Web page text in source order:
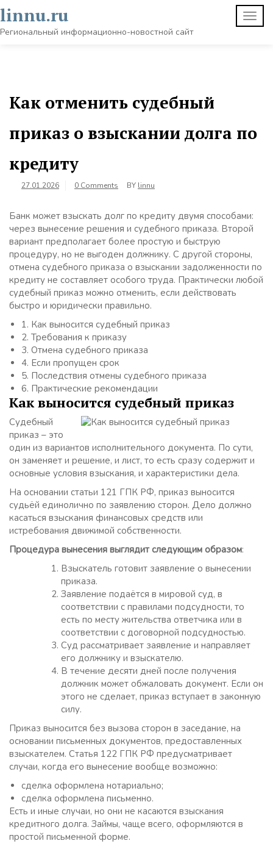
Skip
to
content
linnu.ru
Региональный информационно-новостной сайт
Как отменить судебный
приказ о взыскании долга по
кредиту
27.01.2026 0 Comments BY linnu
Банк может взыскать долг по кредиту двумя способами:
через вынесение решения и судебного приказа. Второй
вариант предполагает более простую и быструю
процедуру, но не выгоден должнику. С другой стороны,
отмена судебного приказа о взыскании задолженности по
кредиту не составляет особого труда. Практически любой
судебный приказ можно отменить, если действовать
быстро и юридически правильно.
1. Как выносится судебный приказ
2. Требования к приказу
3. Отмена судебного приказа
4. Если пропущен срок
5. Последствия отмены судебного приказа
6. Практические рекомендации
Как выносится судебный приказ
Судебный
приказ – это
один из вариантов исполнительного документа. По сути,
он заменяет и решение, и лист, то есть сразу содержит и
основные условия взыскания, и характеристики дела.
На основании статьи 121 ГПК РФ, приказ выносится
судьёй единолично по заявлению сторон. Дело должно
касаться взыскания финансовых средств или
истребования движимой собственности.
Процедура вынесения выглядит следующим образом:
Взыскатель готовит заявление о вынесении
приказа.
Заявление подаётся в мировой суд, в
соответствии с правилами подсудности, то
есть по месту жительства ответчика или в
соответствии с договорной подсудностью.
Суд рассматривает заявление и направляет
его должнику и взыскателю.
В течение десяти дней после получения
должник может обжаловать документ. Если он
этого не сделает, приказ вступает в законную
силу.
Приказ выносится без вызова сторон в заседание, на
основании письменных документов, предоставленных
взыскателем. Статья 122 ГПК РФ предусматривает
случаи, когда его вынесение вообще возможно:
сделка оформлена нотариально;
сделка оформлена письменно.
Есть и иные случаи, но они не касаются взыскания
кредитного долга. Займы, чаще всего, оформляются в
простой письменной форме.